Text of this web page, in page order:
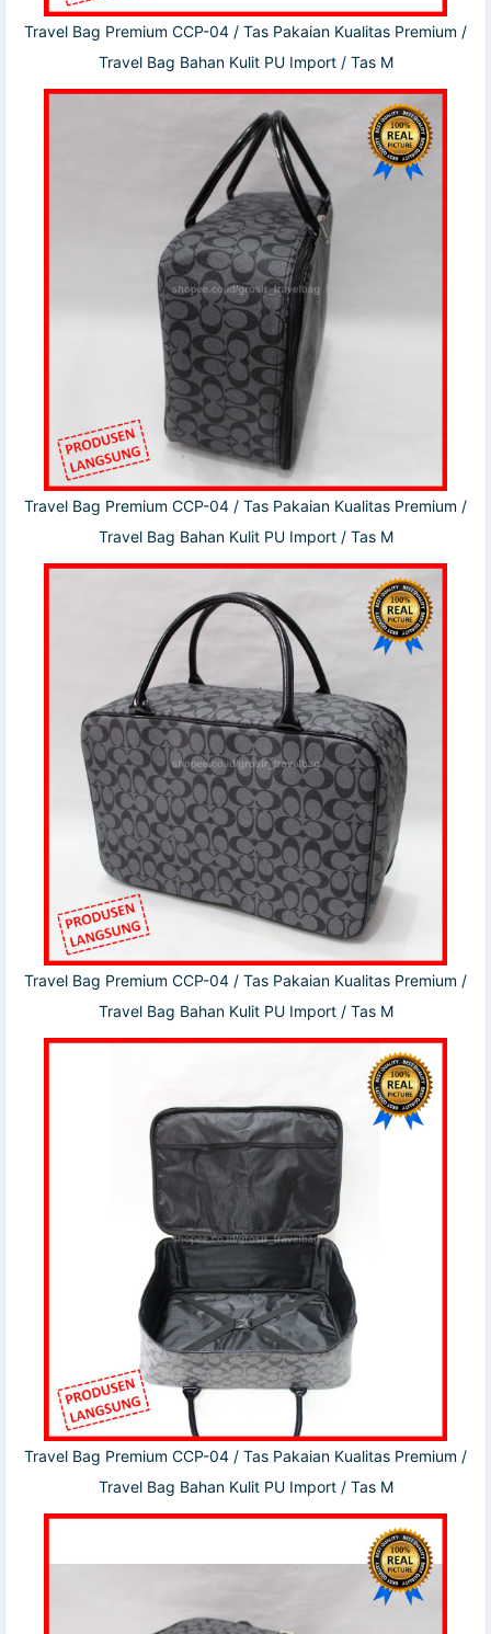
Travel Bag Premium CCP-04 / Tas Pakaian Kualitas Premium /
Travel Bag Bahan Kulit PU Import / Tas M
Travel Bag Premium CCP-04 / Tas Pakaian Kualitas Premium /
Travel Bag Bahan Kulit PU Import / Tas M
Travel Bag Premium CCP-04 / Tas Pakaian Kualitas Premium /
Travel Bag Bahan Kulit PU Import / Tas M
Travel Bag Premium CCP-04 / Tas Pakaian Kualitas Premium /
Travel Bag Bahan Kulit PU Import / Tas M